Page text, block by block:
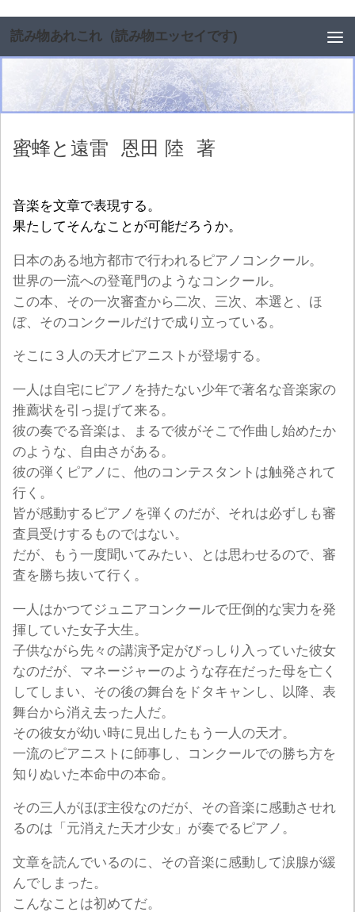
読み物あれこれ（読み物エッセイです)
蜜蜂と遠雷 恩田 陸 著
音楽を文章で表現する。
果たしてそんなことが可能だろうか。
日本のある地方都市で行われるピアノコンクール。
世界の一流への登竜門のようなコンクール。
この本、その一次審査から二次、三次、本選と、ほ
ぼ、そのコンクールだけで成り立っている。
そこに３人の天才ピアニストが登場する。
一人は自宅にピアノを持たない少年で著名な音楽家の
推薦状を引っ提げて来る。
彼の奏でる音楽は、まるで彼がそこで作曲し始めたか
のような、自由さがある。
彼の弾くピアノに、他のコンテスタントは触発されて
行く。
皆が感動するピアノを弾くのだが、それは必ずしも審
査員受けするものではない。
だが、もう一度聞いてみたい、とは思わせるので、審
査を勝ち抜いて行く。
一人はかつてジュニアコンクールで圧倒的な実力を発
揮していた女子大生。
子供ながら先々の講演予定がびっしり入っていた彼女
なのだが、マネージャーのような存在だった母を亡く
してしまい、その後の舞台をドタキャンし、以降、表
舞台から消え去った人だ。
その彼女が幼い時に見出したもう一人の天才。
一流のピアニストに師事し、コンクールでの勝ち方を
知りぬいた本命中の本命。
その三人がほぼ主役なのだが、その音楽に感動させれ
るのは「元消えた天才少女」が奏でるピアノ。
文章を読んでいるのに、その音楽に感動して涙腺が緩
んでしまった。
こんなことは初めてだ。